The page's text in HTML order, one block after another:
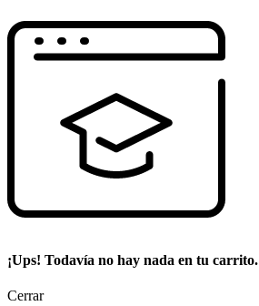
¡Ups! Todavía no hay nada en tu carrito.
Cerrar